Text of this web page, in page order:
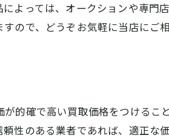
よっては、オークションや専門
ので、どうぞお気軽に当店にご相
的確で高い買取価格をつけるこ
性のある業者であれば、適正な